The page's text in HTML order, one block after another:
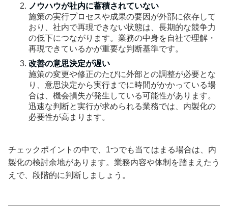
ノウハウが社内に蓄積されていない
施策の実行プロセスや成果の要因が外部に依存して
おり、社内で再現できない状態は、長期的な競争力
の低下につながります。業務の中身を自社で理解・
再現できているかが重要な判断基準です。
改善の意思決定が遅い
施策の変更や修正のたびに外部との調整が必要とな
り、意思決定から実行までに時間がかかっている場
合は、機会損失が発生している可能性があります。
迅速な判断と実行が求められる業務では、内製化の
必要性が高まります。
チェックポイントの中で、1つでも当てはまる場合は、内
製化の検討余地があります。業務内容や体制を踏まえたう
えで、段階的に判断しましょう。